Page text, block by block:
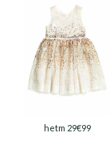
hetm 29€99